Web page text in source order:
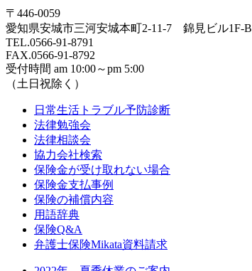
〒446-0059
愛知県安城市三河安城本町2-11-7 錦見ビル1F-B
TEL.0566-91-8791
FAX.0566-91-8792
受付時間 am 10:00～pm 5:00
（土日祝除く）
日常生活トラブル予防診断
法律勉強会
法律相談会
協力会社検索
保険金が受け取れない場合
保険金支払事例
保険の補償内容
用語辞典
保険Q&A
弁護士保険Mikata資料請求